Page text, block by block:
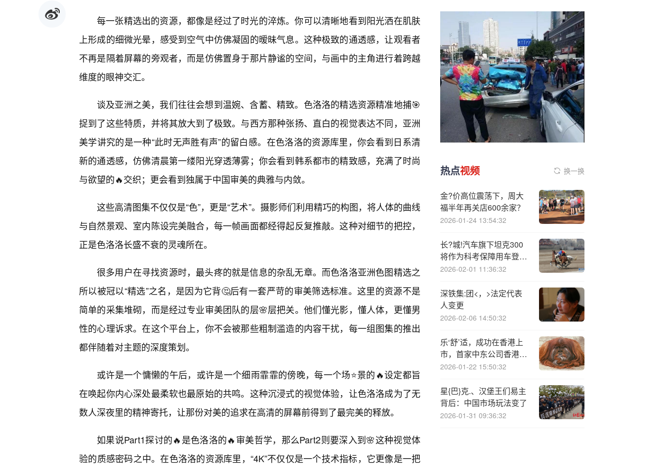
每一张精选出的资源，都像是经过了时光的淬炼。你可以清晰地看到阳光洒在肌肤
上形成的细微光晕，感受到空气中仿佛凝固的暧昧气息。这种极致的通透感，让观看者
不再是隔着屏幕的旁观者，而是仿佛置身于那片静谧的空间，与画中的主角进行着跨越
维度的眼神交汇。
谈及亚洲之美，我们往往会想到温婉、含蓄、精致。色洛洛的精选资源精准地捕🎯
捉到了这些特质，并将其放大到了极致。与西方那种张扬、直白的视觉表达不同，亚洲
美学讲究的是一种“此时无声胜有声”的留白感。在色洛洛的资源库里，你会看到日系清
新的通透感，仿佛清晨第一缕阳光穿透薄雾；你会看到韩系都市的精致感，充满了时尚
与欲望的🔥交织；更会看到独属于中国审美的典雅与内敛。
这些高清图集不仅仅是“色”，更是“艺术”。摄影师们利用精巧的构图，将人体的曲线
与自然景观、室内陈设完美融合，每一帧画面都经得起反复推敲。这种对细节的把控，
正是色洛洛长盛不衰的灵魂所在。
很多用户在寻找资源时，最头疼的就是信息的杂乱无章。而色洛洛亚洲色图精选之
所以被冠以“精选”之名，是因为它背🤔后有一套严苛的审美筛选标准。这里的资源不是
简单的采集堆砌，而是经过专业审美团队的层🌸层把关。他们懂光影，懂人体，更懂男
性的心理诉求。在这个平台上，你不会被那些粗制滥造的内容干扰，每一组图集的推出
都伴随着对主题的深度策划。
或许是一个慵懒的午后，或许是一个细雨霏霏的傍晚，每一个场⭐景的🔥设定都旨
在唤起你内心深处最柔软也最原始的共鸣。这种沉浸式的视觉体验，让色洛洛成为了无
数人深夜里的精神寄托，让那份对美的追求在高清的屏幕前得到了最完美的释放。
如果说Part1探讨的🔥是色洛洛的🔥审美哲学，那么Part2则要深入到🌸这种视觉体
验的质感密码之中。在色洛洛的资源库里，“4K”不仅仅是一个技术指标，它更像是一把
热点视频 换一换
金?价高位震荡下，周大
福半年再关店600余家？
2026-01-24 13:54:32
长?城!汽车旗下坦克300
将作为科考保障用车登陆
南极长城站
2026-02-01 11:36:32
深铁集:团<，>法定代表
人变更
2026-02-06 14:50:32
乐‘舒’适，成功在香港上
市，首家中东公司香港
IPO
2026-01-22 15:50:32
星{巴}克.、汉堡王们易主
背后：中国市场玩法变了
2026-01-31 09:36:32